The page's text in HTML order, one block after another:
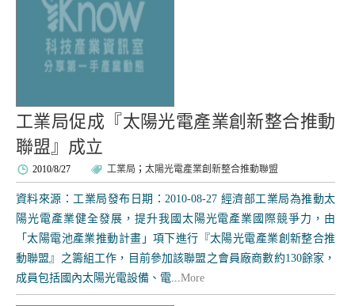
工業局促成『太陽光電產業創新整合推動
聯盟』成立
2010/8/27 工業局 ； 太陽光電產業創新整合推動聯盟
資料來源：工業局發布日期：2010-08-27 經濟部工業局為推動太
陽光電產業健全發展，提升我國太陽光電產業國際競爭力，由
「太陽電池產業推動計畫」項下進行『太陽光電產業創新整合推
動聯盟』之籌組工作，目前參加該聯盟之會員廠商數約130餘家，
成員包括國內太陽光電設備、電...More